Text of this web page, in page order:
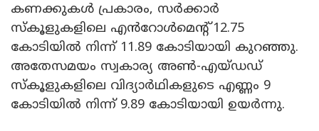
കണക്കുകൾ പ്രകാരം, സർക്കാർ
സ്കൂളുകളിലെ എൻറോൾമെന്റ് 12.75
കോടിയിൽ നിന്ന് 11.89 കോടിയായി കുറഞ്ഞു.
അതേസമയം സ്വകാര്യ അൺ-എയ്ഡഡ്
സ്കൂളുകളിലെ വിദ്യാർഥികളുടെ എണ്ണം 9
കോടിയിൽ നിന്ന് 9.89 കോടിയായി ഉയർന്നു.